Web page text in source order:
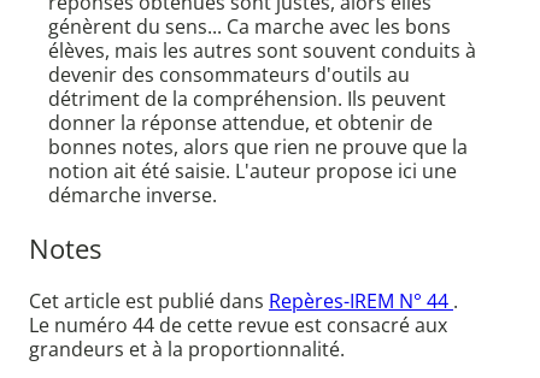
génèrent du sens... Ca marche avec les bons
élèves, mais les autres sont souvent conduits à
devenir des consommateurs d'outils au
détriment de la compréhension. Ils peuvent
donner la réponse attendue, et obtenir de
bonnes notes, alors que rien ne prouve que la
notion ait été saisie. L'auteur propose ici une
démarche inverse.
Notes
Cet article est publié dans Repères-IREM N° 44 .
Le numéro 44 de cette revue est consacré aux
grandeurs et à la proportionnalité.